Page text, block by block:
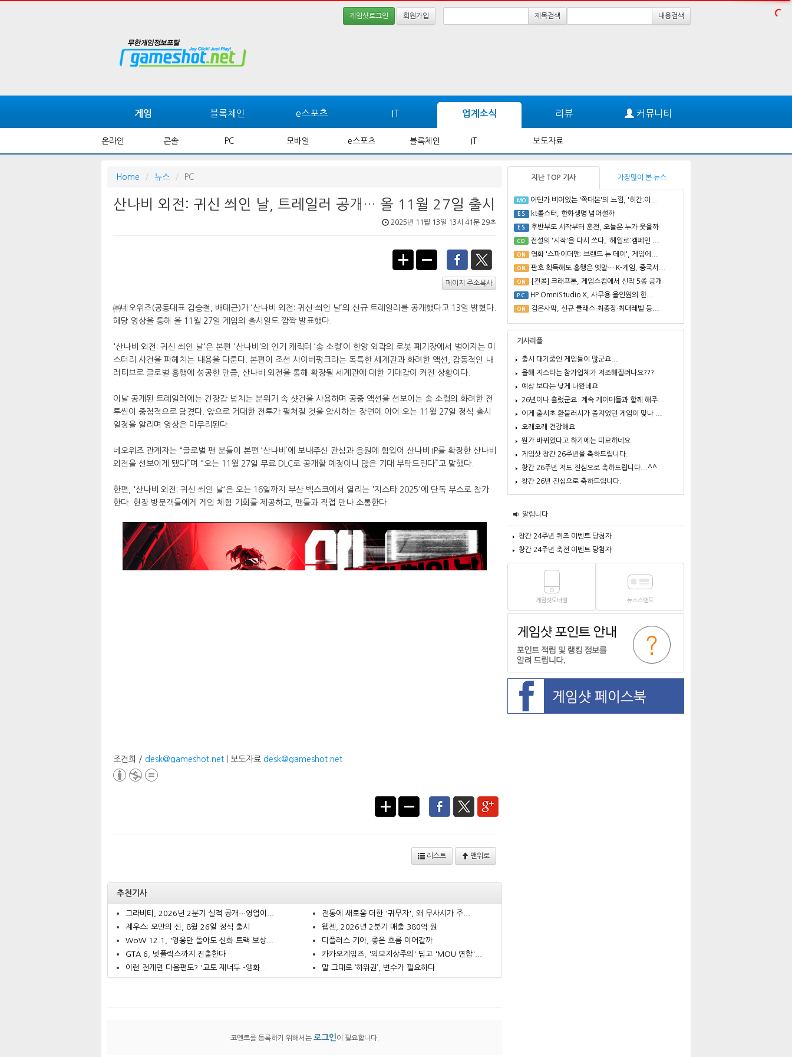
게임샷로그인 회원가입 제목검색 내용검색
게임 블록체인 e스포츠 IT 업계소식 리뷰 커뮤니티
온라인 콘솔 PC 모바일 e스포츠 블록체인 IT 보도자료
Home 뉴스 PC
산나비 외전: 귀신 씌인 날, 트레일러 공개… 올 11월 27일 출시
2025년 11월 13일 13시 41분 29초
페이지 주소복사
㈜네오위즈(공동대표 김승철, 배태근)가 ‘산나비 외전: 귀신 씌인 날’의 신규 트레일러를 공개했다고 13일 밝혔다.
해당 영상을 통해 올 11월 27일 게임의 출시일도 깜짝 발표했다.
'산나비 외전: 귀신 씌인 날'은 본편 '산나비'의 인기 캐릭터 ‘송 소령’이 한양 외곽의 로봇 폐기장에서 벌어지는 미
스터리 사건을 파헤치는 내용을 다룬다. 본편이 조선 사이버펑크라는 독특한 세계관과 화려한 액션, 감동적인 내
러티브로 글로벌 흥행에 성공한 만큼, 산나비 외전을 통해 확장될 세계관에 대한 기대감이 커진 상황이다.
이날 공개된 트레일러에는 긴장감 넘치는 분위기 속 샷건을 사용하며 공중 액션을 선보이는 송 소령의 화려한 전
투씬이 중점적으로 담겼다. 앞으로 거대한 전투가 펼쳐질 것을 암시하는 장면에 이어 오는 11월 27일 정식 출시
일정을 알리며 영상은 마무리된다.
네오위즈 관계자는 “글로벌 팬 분들이 본편 ‘산나비’에 보내주신 관심과 응원에 힘입어 산나비 IP를 확장한 산나비
외전을 선보이게 됐다”며 “오는 11월 27일 무료 DLC로 공개할 예정이니 많은 기대 부탁드린다”고 말했다.
한편, '산나비 외전: 귀신 씌인 날'은 오는 16일까지 부산 벡스코에서 열리는 '지스타 2025'에 단독 부스로 참가
한다. 현장 방문객들에게 게임 체험 기회를 제공하고, 팬들과 직접 만나 소통한다. ​
조건희 / desk@gameshot.net | 보도자료 desk@gameshot.net
리스트 맨위로
추천기사
그라비티, 2026년 2분기 실적 공개…영업이...
제우스: 오만의 신, 8월 26일 정식 출시
WoW 12.1, '영웅만 돌아도 신화 트랙 보상...
GTA 6, 넷플릭스까지 진출한다
이런 전개면 다음편도? '교토 재너두 -앵화...
전통에 새로움 더한 '귀무자', 왜 무사시가 주...
웹젠, 2026년 2분기 매출 380억 원
디플러스 기아, 좋은 흐름 이어갈까
카카오게임즈, '외모지상주의' 딛고 'MOU 연합'...
말 그대로 ‘하위권’, 변수가 필요하다
코멘트를 등록하기 위해서는 로그인이 필요합니다.
지난 TOP 기사 가장많이 본 뉴스
MO 어딘가 비어있는 '쪽대본'의 느낌, '히간:이...
ES kt롤스터, 한화생명 넘어설까
ES 후반부도 시작부터 혼전, 오늘은 누가 웃을까
CO 전설의 '시작'을 다시 쓰다, '헤일로:캠페인 ...
ON 영화 '스파이더맨: 브랜드 뉴 데이', 게임에...
ON 판호 획득해도 흥행은 옛말… K-게임, 중국서...
ON [컨콜] 크래프톤, 게임스컴에서 신작 5종 공개
PC HP OmniStudio X, 사무용 올인원의 한...
ON 검은사막, 신규 클래스·최종장·최대레벨 등...
기사리플
출시 대기중인 게임들이 많군요...
올해 지스타는 참가업체가 저조해질려나요???
예상 보다는 낮게 나왔네요
26년이나 흘렀군요. 계속 게이머들과 함께 해주...
이게 출시초 환불러시가 줄지었던 게임이 맞나 ...
오래오래 건강해요
뭔가 바뀌었다고 하기에는 미묘하네요
게임샷 창간 26주년을 축하드립니다.
창간 26주년 저도 진심으로 축하드립니다...^^
창간 26년 진심으로 축하드립니다.
알립니다
창간 24주년 퀴즈 이벤트 당첨자
창간 24주년 축전 이벤트 당첨자
게임샷모바일 뉴스스탠드